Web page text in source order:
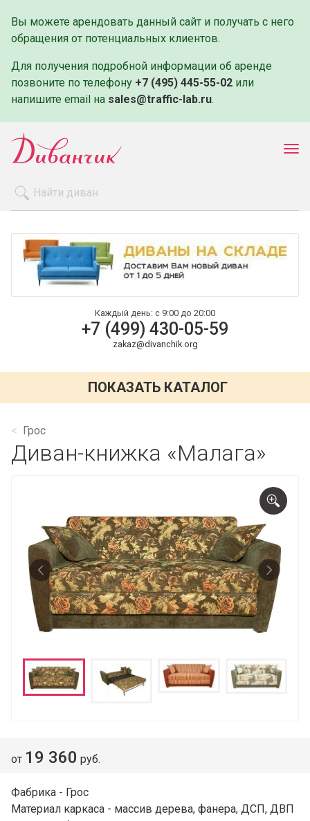
Вы можете арендовать данный сайт и получать с него
обращения от потенциальных клиентов.
Для получения подробной информации об аренде
позвоните по телефону +7 (495) 445-55-02 или
напишите email на sales@traffic-lab.ru.
Оплата и доставка
Контакты
Каждый день: с 9:00 до 20:00
+7 (499) 430-05-59
zakaz@divanchik.org
ПОКАЗАТЬ КАТАЛОГ
Грос
Диван-книжка «Малага»
от 19 360 руб.
Фабрика - Грос
Материал каркаса - массив дерева, фанера, ДСП, ДВП